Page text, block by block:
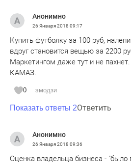
Анонимно
26 Января 2018 09:17
Купить футболку за 100 руб,
вдруг становится вещью за 2200
Маркетингом даже тут и не
КАМАЗ.
0 эмодзи
Показать ответы 2Ответить
Анонимно
26 Января 2018 09:36
Оценка владельца бизнеса - "было